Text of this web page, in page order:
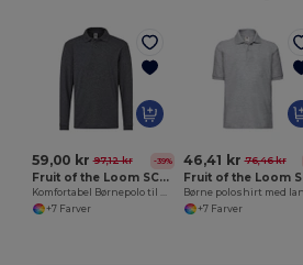
59,00 kr 97,12 kr -39%
Fruit of the Loom SC3201
Komfortabel Børnepolo til Hverdagsbrug
+7 Farver
46,41 kr 76,46 kr
+7 Farver